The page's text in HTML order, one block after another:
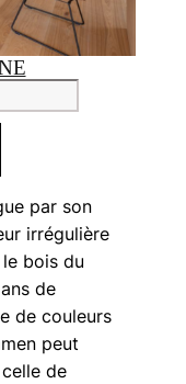
par son
irrégulière
bois du
de
de couleurs
peut
de